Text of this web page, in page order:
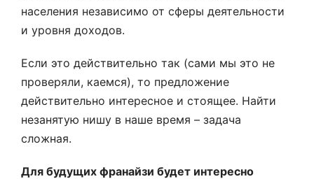
населения независимо от сферы деятельности
и уровня доходов.
Если это действительно так (сами мы это не
проверяли, каемся), то предложение
действительно интересное и стоящее. Найти
незанятую нишу в наше время – задача
сложная.
Для будущих франайзи будет интересно